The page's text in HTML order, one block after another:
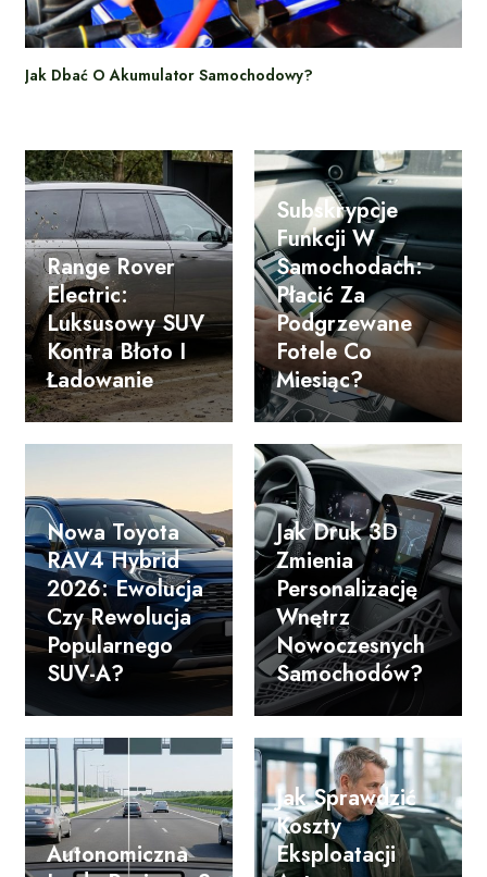
Jak Dbać O Akumulator Samochodowy?
Range Rover
Electric:
Luksusowy SUV
Kontra Błoto I
Ładowanie
Subskrypcje
Funkcji W
Samochodach:
Płacić Za
Podgrzewane
Fotele Co
Miesiąc?
Nowa Toyota
RAV4 Hybrid
2026: Ewolucja
Czy Rewolucja
Popularnego
SUV-A?
Jak Druk 3D
Zmienia
Personalizację
Wnętrz
Nowoczesnych
Samochodów?
Autonomiczna
Jak Sprawdzić
Koszty
Eksploatacji